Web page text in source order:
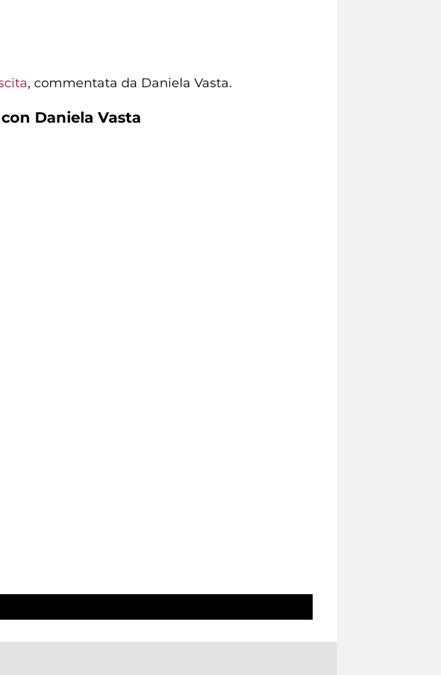
, commentata da Daniela Vasta.
con Daniela Vasta